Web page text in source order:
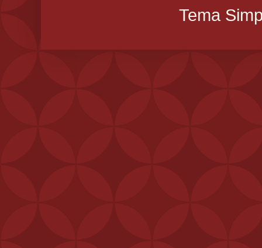
Tema